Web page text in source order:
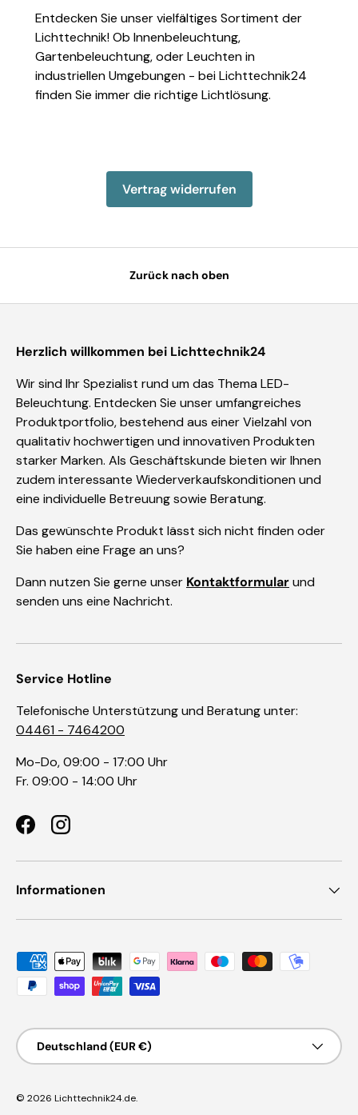
Entdecken Sie unser vielfältiges Sortiment der
Lichttechnik! Ob Innenbeleuchtung,
Gartenbeleuchtung, oder Leuchten in
industriellen Umgebungen - bei Lichttechnik24
finden Sie immer die richtige Lichtlösung.
Vertrag widerrufen
Zurück nach oben
Herzlich willkommen bei Lichttechnik24
Wir sind Ihr Spezialist rund um das Thema LED-
Beleuchtung. Entdecken Sie unser umfangreiches
Produktportfolio, bestehend aus einer Vielzahl von
qualitativ hochwertigen und innovativen Produkten
starker Marken. Als Geschäftskunde bieten wir Ihnen
zudem interessante Wiederverkaufskonditionen und
eine individuelle Betreuung sowie Beratung.
Das gewünschte Produkt lässt sich nicht finden oder
Sie haben eine Frage an uns?
Dann nutzen Sie gerne unser Kontaktformularund
senden uns eine Nachricht.
Service Hotline
Telefonische Unterstützung und Beratung unter:
04461 - 7464200
Mo-Do, 09:00 - 17:00 Uhr
Fr. 09:00 - 14:00 Uhr
FacebookInstagram
Informationen
Zahlungsmethoden
Land/Region
Deutschland (EUR €)
© 2026 Lichttechnik24.de.